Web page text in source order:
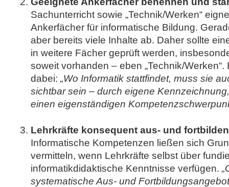
Sachunterricht sowie „Technik/Werken“
Ankerfächer für informatische Bildung.
aber bereits viele Inhalte ab. Daher sollte
in weitere Fächer geprüft werden,
soweit vorhanden – eben „Technik/
dabei: „Wo Informatik stattfindet, muss sie
sichtbar sein – durch eigene
einen eigenständigen
Lehrkräfte konsequent aus- und
Informatische Kompetenzen ließen sich
vermitteln, wenn Lehrkräfte selbst über
informatikdidaktische Kenntnisse verfügen.
systematische Aus- und